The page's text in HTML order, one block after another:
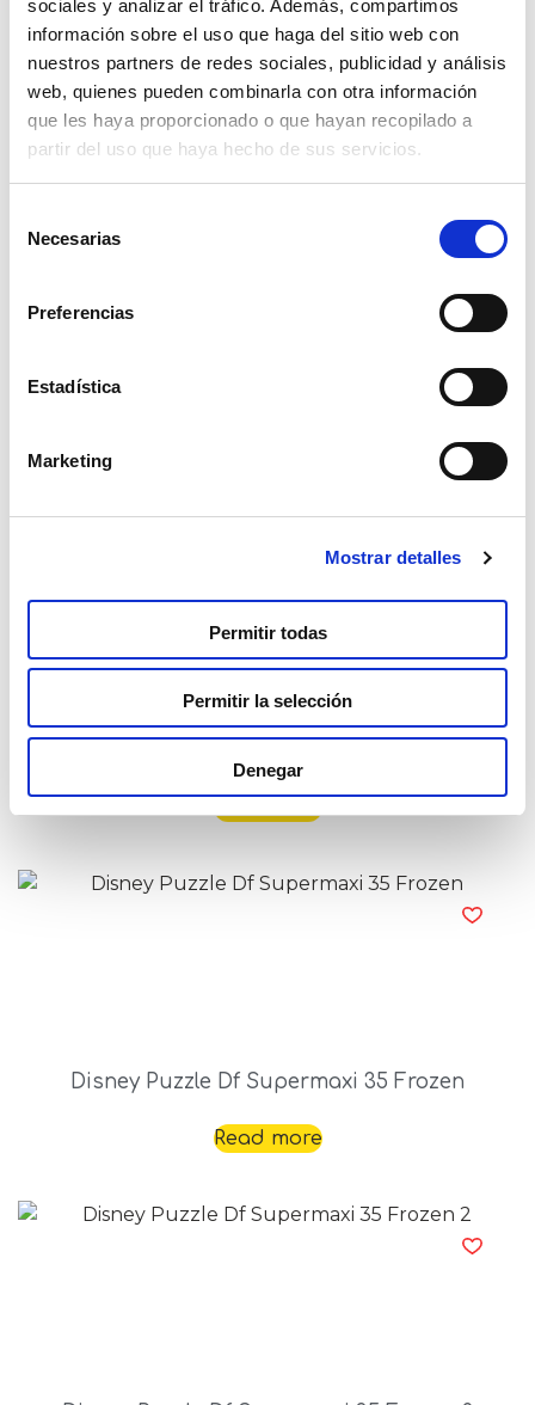
sociales y analizar el tráfico. Además, compartimos
información sobre el uso que haga del sitio web con
nuestros partners de redes sociales, publicidad y análisis
web, quienes pueden combinarla con otra información
que les haya proporcionado o que hayan recopilado a
partir del uso que haya hecho de sus servicios.
Necesarias
Preferencias
Estadística
Marketing
Mostrar detalles
Permitir todas
Permitir la selección
Denegar
Disney Puzzle Df Supermaxi 108 Frozen Elsa
And Anna
Read more
Disney Puzzle Df Supermaxi 108 Frozen On The
Disney Puzzle Df Supermaxi 35 Frozen
Read more